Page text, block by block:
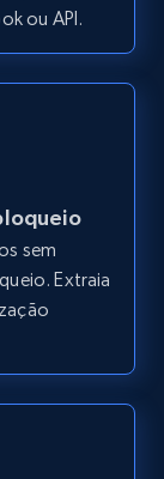
grátis
Post
grátis
ou API.
sem
Extraia